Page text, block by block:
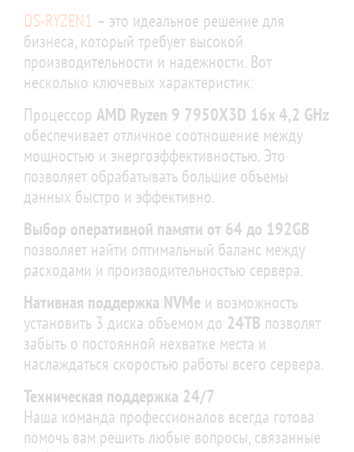
DS-RYZEN1 – это идеальное решение для
бизнеса, который требует высокой
производительности и надежности. Вот
несколько ключевых характеристик:
Процессор AMD Ryzen 9 7950X3D 16x 4,2 GHz
обеспечивает отличное соотношение между
мощностью и энергоэффективностью. Это
позволяет обрабатывать большие объемы
данных быстро и эффективно.
Выбор оперативной памяти от 64 до 192GB
позволяет найти оптимальный баланс между
расходами и производительностью сервера.
Нативная поддержка NVMe и возможность
установить 3 диска объемом до 24TB позволят
забыть о постоянной нехватке места и
наслаждаться скоростью работы всего сервера.
Техническая поддержка 24/7
Наша команда профессионалов всегда готова
помочь вам решить любые вопросы, связанные